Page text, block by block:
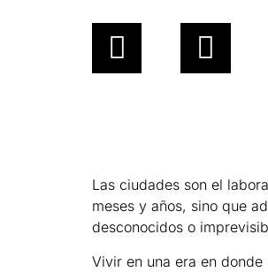
Las ciudades son el
meses y años, sino que
desconocidos o
Vivir en una era en